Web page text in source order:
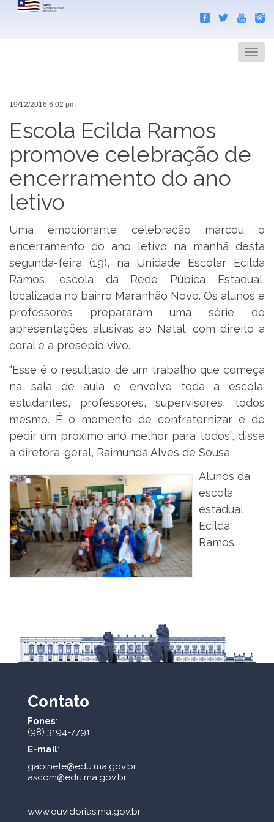
Menu
19/12/2016 6:02 pm
Escola Ecilda Ramos
promove celebração de
encerramento do ano
letivo
Uma emocionante celebração marcou o
encerramento do ano letivo na manhã desta
segunda-feira (19), na Unidade Escolar Ecilda
Ramos, escola da Rede Púbica Estadual,
localizada no bairro Maranhão Novo. Os alunos e
professores prepararam uma série de
apresentações alusivas ao Natal, com direito a
coral e a presépio vivo.
“Esse é o resultado de um trabalho que começa
na sala de aula e envolve toda a escola:
estudantes, professores, supervisores, todos
mesmo. É o momento de confraternizar e de
pedir um próximo ano melhor para todos”, disse
a diretora-geral, Raimunda Alves de Sousa.
Alunos da
escola
estadual
Ecilda
Ramos
Contato
Fones:
(98) 3194-7791
E-mail:
gabinete@edu.ma.gov.br
ascom@edu.ma.gov.br
www.ouvidorias.ma.gov.br